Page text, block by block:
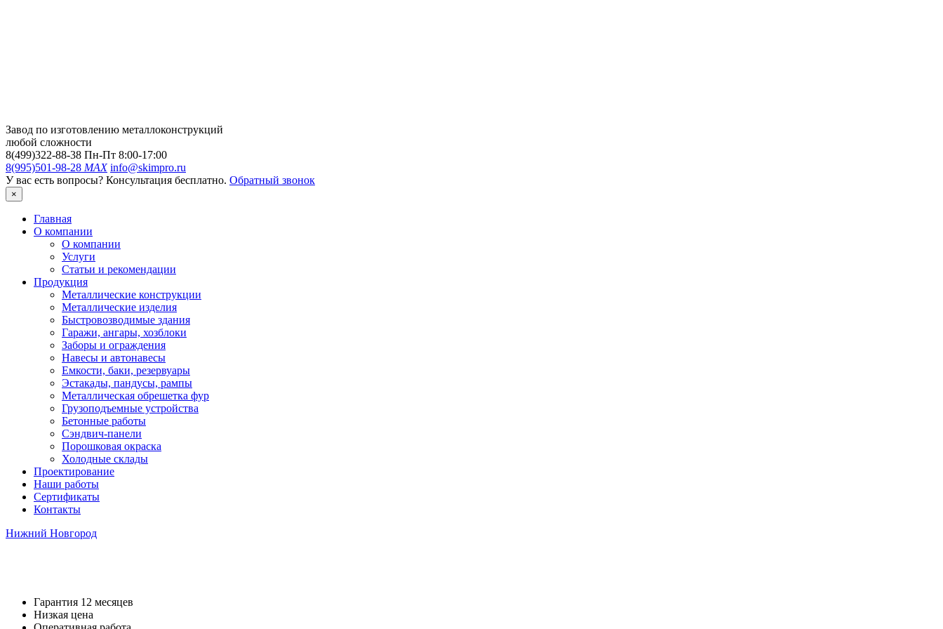
Завод по изготовлению металлоконструкций
любой сложности
8(499)322-88-38 Пн-Пт 8:00-17:00
8(995)501-98-28 MAX info@skimpro.ru
У вас есть вопросы? Консультация бесплатно. Обратный звонок
×
Главная
О компании
О компании
Услуги
Статьи и рекомендации
Продукция
Металлические конструкции
Металлические изделия
Быстровозводимые здания
Гаражи, ангары, хозблоки
Заборы и ограждения
Навесы и автонавесы
Емкости, баки, резервуары
Эстакады, пандусы, рампы
Металлическая обрешетка фур
Грузоподъемные устройства
Бетонные работы
Сэндвич-панели
Порошковая окраска
Холодные склады
Проектирование
Наши работы
Сертификаты
Контакты
Нижний Новгород
Гарантия 12 месяцев
Низкая цена